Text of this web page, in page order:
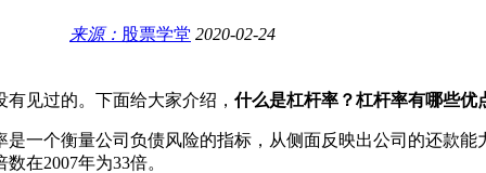
来源： 股票学堂 2020-02-24
见过的。下面给大家介绍， 什么是杠杆率？杠杆率有哪些优
一个衡量公司负债风险的指标，从侧面反映出公司的还款
在2007年为33倍。